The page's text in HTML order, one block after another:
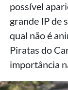
possível
grande IP de
qual não é
Piratas do
importância